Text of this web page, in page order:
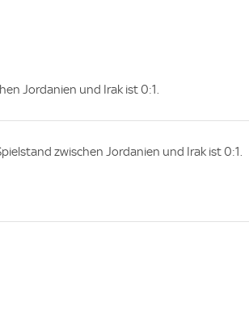
Jordanien und Irak ist 0:1.
zwischen Jordanien und Irak ist 0:1.